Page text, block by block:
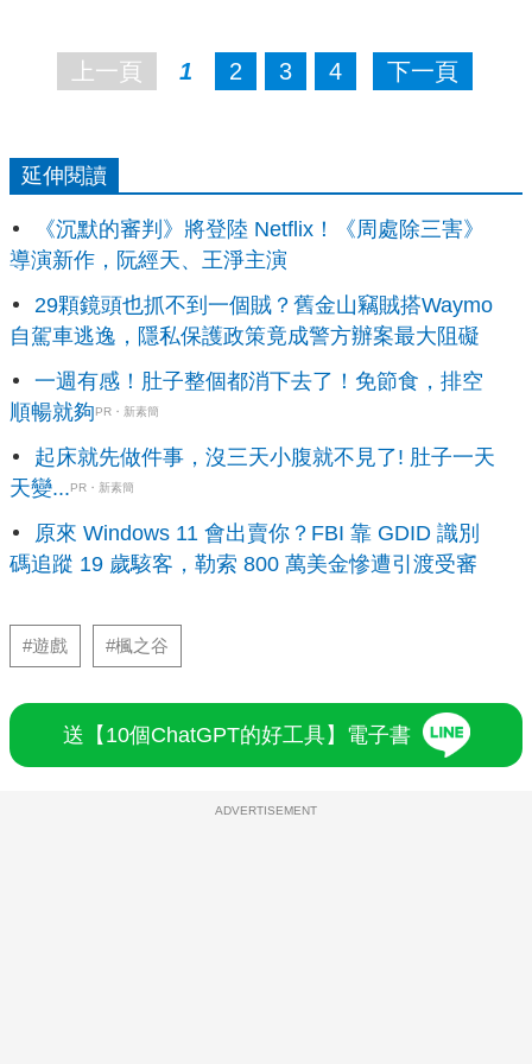
上一頁 1 2 3 4 下一頁
延伸閱讀
《沉默的審判》將登陸 Netflix！《周處除三害》
導演新作，阮經天、王淨主演
29顆鏡頭也抓不到一個賊？舊金山竊賊搭Waymo
自駕車逃逸，隱私保護政策竟成警方辦案最大阻礙
一週有感！肚子整個都消下去了！免節食，排空
順暢就夠PR・新素簡
起床就先做件事，沒三天小腹就不見了! 肚子一天
天變...PR・新素簡
原來 Windows 11 會出賣你？FBI 靠 GDID 識別
碼追蹤 19 歲駭客，勒索 800 萬美金慘遭引渡受審
#遊戲 #楓之谷
送【10個ChatGPT的好工具】電子書
ADVERTISEMENT